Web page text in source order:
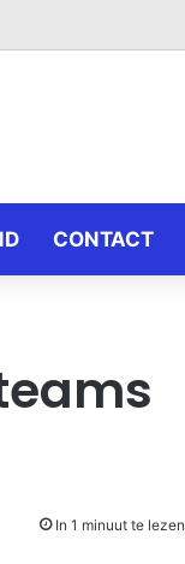
CONTACT
In 1 minuut te lezen